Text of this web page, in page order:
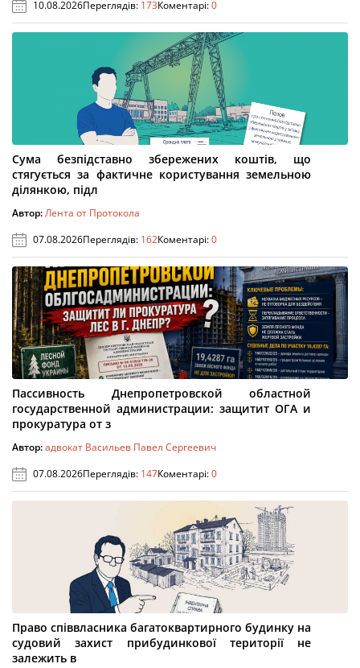
10.08.2026Переглядів: 173Коментарі:0
Сума безпідставно збережених коштів, що
стягується за фактичне користування земельною
ділянкою, підл
Автор:Лента от Протокола
07.08.2026Переглядів: 162Коментарі:0
Пассивность Днепропетровской областной
государственной администрации: защитит ОГА и
прокуратура от з
Автор:адвокат Васильев Павел Сергеевич
07.08.2026Переглядів: 147Коментарі:0
Право співвласника багатоквартирного будинку на
судовий захист прибудинкової території не
залежить в